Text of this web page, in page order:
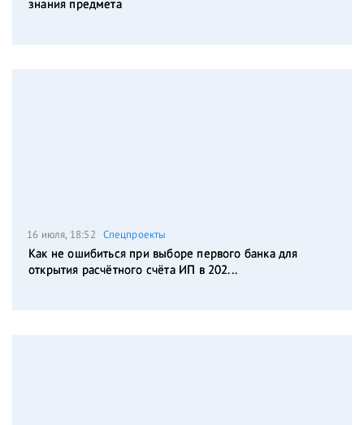
знания предмета
16 июля, 18:52 Спецпроекты
Как не ошибиться при выборе первого банка для
открытия расчётного счёта ИП в 202...